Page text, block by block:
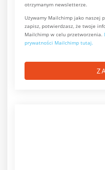
otrzymanym newsletterze.
Używamy Mailchimp jako naszej
zapisz, potwierdzasz, że twoje
Mailchimp w celu przetworzenia.
prywatności Mailchimp tutaj.